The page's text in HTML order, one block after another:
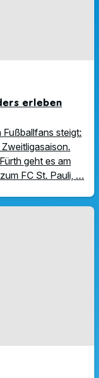
erleben
steigt:
geht es am
FC St. Pauli, …